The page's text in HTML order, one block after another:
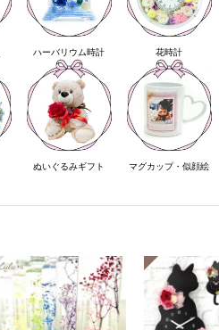
ハーバリウム時計 花時計
ぬいぐるみギフト マグカップ・似顔絵